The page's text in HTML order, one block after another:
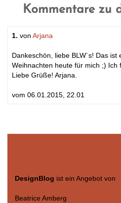
Kommentare zu
1. von Arjana
Dankeschön, liebe BLW`s! Das ist
Weihnachten heute für mich ;) Ich
Liebe Grüße! Arjana.
vom 06.01.2015, 22.01
DesignBlog ist ein Angebot von
Beatrice Amberg